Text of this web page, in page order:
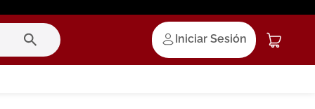
Iniciar Sesión